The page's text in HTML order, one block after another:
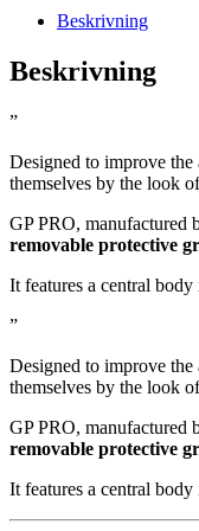
Beskrivning
Beskrivning
”
Designed to improve the
themselves by the look
GP PRO, manufactured
removable protective
It features a central
”
Designed to improve the
themselves by the look
GP PRO, manufactured
removable protective
It features a central